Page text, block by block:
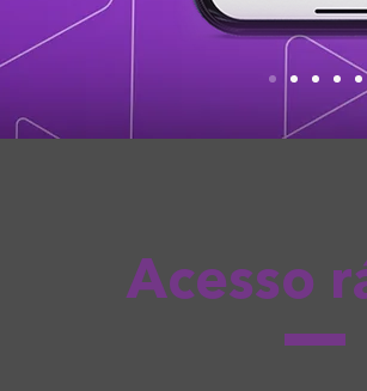
Acesso